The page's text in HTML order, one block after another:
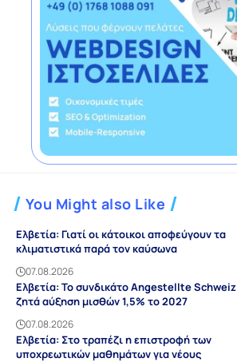
You Might also Like
Ελβετία: Γιατί οι κάτοικοι αποφεύγουν τα
κλιματιστικά παρά τον καύσωνα
07.08.2026
Ελβετία: Το συνδικάτο Angestellte Schweiz
ζητά αύξηση μισθών 1,5% το 2027
07.08.2026
Ελβετία: Στο τραπέζι η επιστροφή των
υποχρεωτικών μαθημάτων για νέους